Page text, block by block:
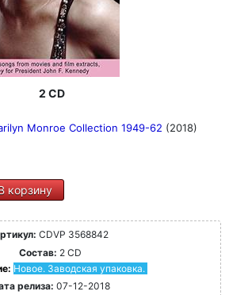
2 CD
Monroe Collection 1949-62 (2018)
корзину
CDVP 3568842
Состав: 2 CD
Новое. Заводская упаковка.
релиза: 07-12-2018